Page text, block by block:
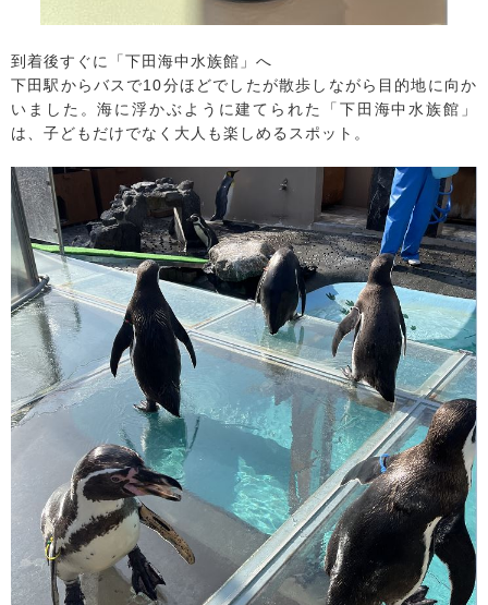
到着後すぐに「下田海中水族館」へ
下田駅からバスで10分ほどでしたが散歩しながら目的地に向か
いました。海に浮かぶように建てられた「下田海中水族館」
は、子どもだけでなく大人も楽しめるスポット。